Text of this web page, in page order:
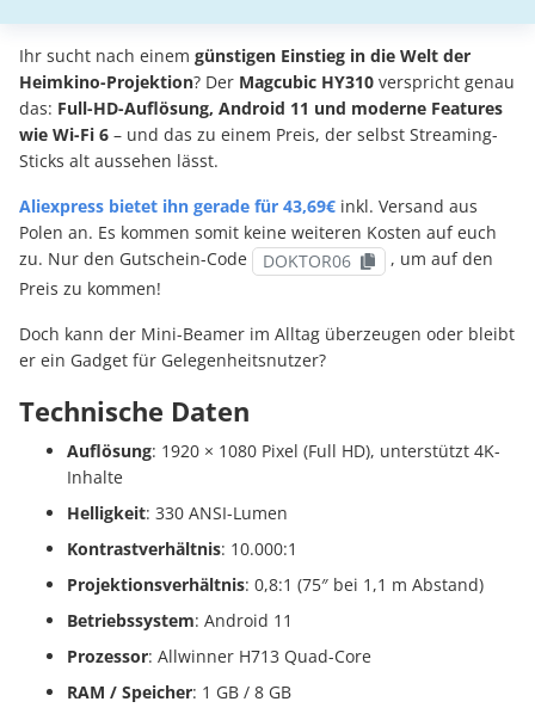
Ihr sucht nach einem günstigen Einstieg in die Welt der
Heimkino-Projektion? Der Magcubic HY310 verspricht genau
das: Full-HD-Auflösung, Android 11 und moderne Features
wie Wi-Fi 6 – und das zu einem Preis, der selbst Streaming-
Sticks alt aussehen lässt.
Aliexpress bietet ihn gerade für 43,69€ inkl. Versand aus
Polen an. Es kommen somit keine weiteren Kosten auf euch
zu. Nur den Gutschein-Code
DOKTOR06
, um auf den
Preis zu kommen!
Doch kann der Mini-Beamer im Alltag überzeugen oder bleibt
er ein Gadget für Gelegenheitsnutzer?
Technische Daten
Auflösung: 1920 × 1080 Pixel (Full HD), unterstützt 4K-
Inhalte
Helligkeit: 330 ANSI-Lumen
Kontrastverhältnis: 10.000:1
Projektionsverhältnis: 0,8:1 (75″ bei 1,1 m Abstand)
Betriebssystem: Android 11
Prozessor: Allwinner H713 Quad-Core
RAM / Speicher: 1 GB / 8 GB